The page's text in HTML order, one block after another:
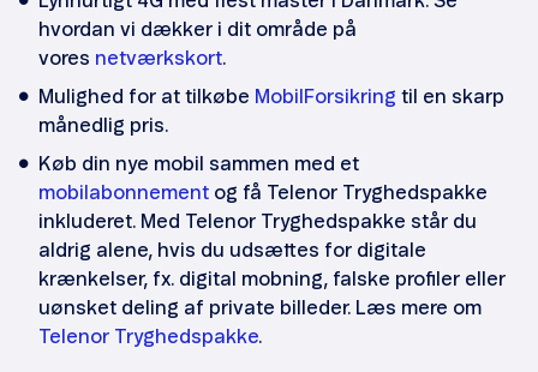
hvordan vi dækker i dit område på
vores netværkskort.
Mulighed for at tilkøbe MobilForsikring til en skarp
månedlig pris.
Køb din nye mobil sammen med et
mobilabonnement og få Telenor Tryghedspakke
inkluderet. Med Telenor Tryghedspakke står du
aldrig alene, hvis du udsættes for digitale
krænkelser, fx. digital mobning, falske profiler eller
uønsket deling af private billeder. Læs mere om
Telenor Tryghedspakke.